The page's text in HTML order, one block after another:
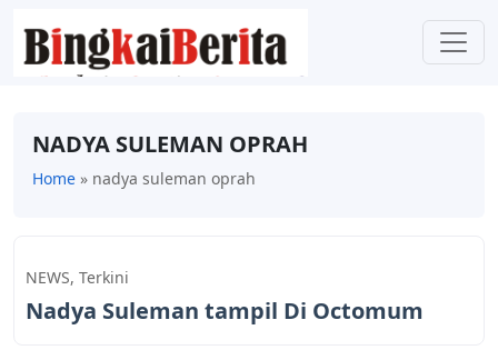
NADYA SULEMAN OPRAH
Home » nadya suleman oprah
NEWS, Terkini
Nadya Suleman tampil Di Octomum